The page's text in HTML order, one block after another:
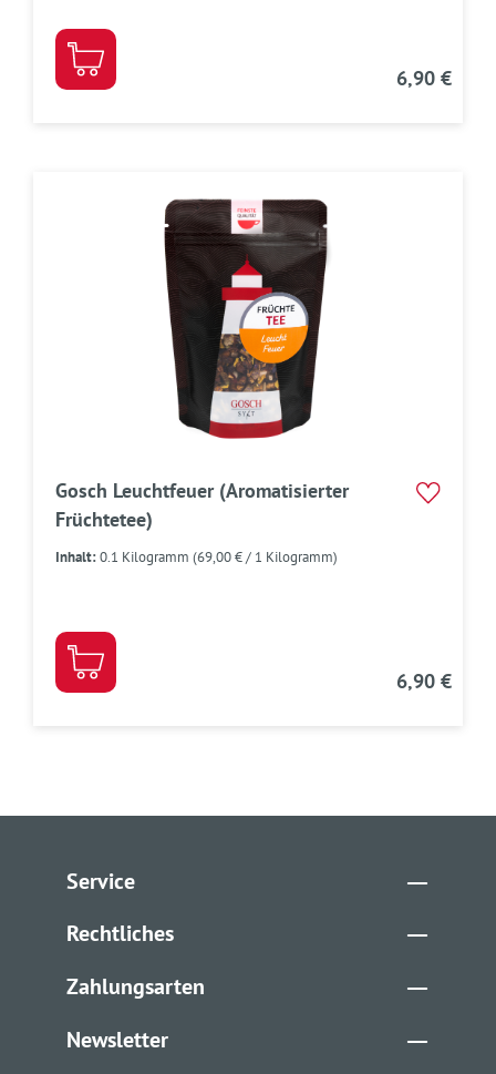
6,90 €
Gosch Leuchtfeuer (Aromatisierter
Früchtetee)
Inhalt:0.1 Kilogramm (69,00 € / 1 Kilogramm)
6,90 €
Service
Rechtliches
Newsletter
Zahlungsarten